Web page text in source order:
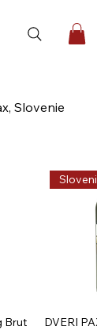
Slovenie
Brut
DVERI